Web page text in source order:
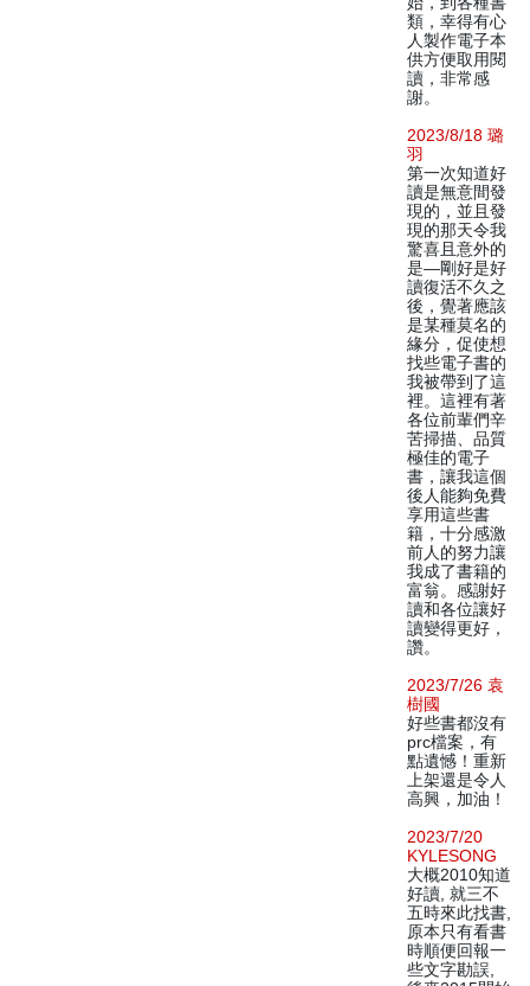
類，幸得有心
人製作電子本
供方便取用閱
讀，非常感
謝。
2023/8/18 璐
羽
第一次知道好
讀是無意間發
現的，並且發
現的那天令我
驚喜且意外的
是—剛好是好
讀復活不久之
後，覺著應該
是某種莫名的
緣分，促使想
找些電子書的
我被帶到了這
裡。這裡有著
各位前輩們辛
苦掃描、品質
極佳的電子
書，讓我這個
後人能夠免費
享用這些書
籍，十分感激
前人的努力讓
我成了書籍的
富翁。感謝好
讀和各位讓好
讀變得更好，
讚。
2023/7/26 袁
樹國
好些書都沒有
prc檔案，有
點遺憾！重新
上架還是令人
高興，加油！
2023/7/20
KYLESONG
大概2010知道
好讀, 就三不
五時來此找書,
原本只有看書
時順便回報一
些文字勘誤,